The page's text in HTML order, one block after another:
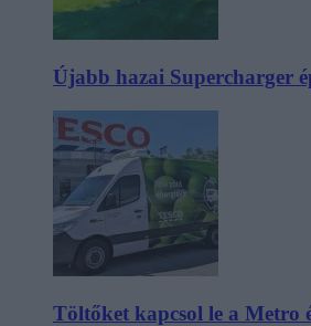
Újabb hazai Supercharger
Töltőket kapcsol le a Metro